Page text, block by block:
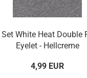
Set White Heat Double
Eyelet - Hellcreme
4,99 EUR